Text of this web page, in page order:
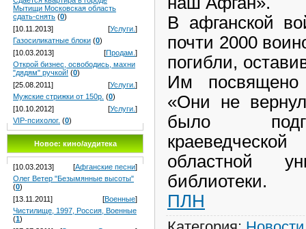
Мытищи Московская область
сдать-снять (0)
[10.11.2013]
[Услуги. ]
Газосиликатные блоки (0)
[10.03.2013]
[Продам. ]
Открой бизнес, освободись, махни
"дядям" ручкой! (0)
[25.08.2011]
[Услуги. ]
Мужские стрижки от 150р. (0)
[10.10.2012]
[Услуги. ]
VIP-психолог. (0)
Новое: кино/аудитека
[10.03.2013] [Афганские песни]
Олег Ветер "Безымянные высоты"
(0)
[13.11.2011]
[Военные]
Чистилище, 1997, Россия, Военные
(1)
В афганской
почти 2000
погибли,
Им посвящено
«Они не
было
областной
библиотеки.
ПЛН